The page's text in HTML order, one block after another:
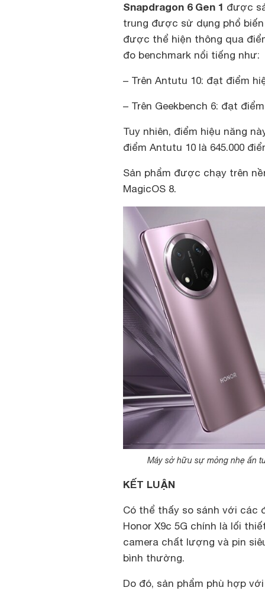
Snapdragon 6 Gen 1 được
trung được sử dụng phổ
được thể hiện thông qua
đo benchmark nổi tiếng như:
– Trên Antutu 10: đạt điểm
– Trên Geekbench 6: đạt
Tuy nhiên, điểm hiệu năng
điểm Antutu 10 là 645.000
Sản phẩm được chạy trên
MagicOS 8.
Máy sở hữu sự mỏng nhẹ ấn
KẾT LUẬN
Có thể thấy so sánh với các
Honor X9c 5G chính là lối
camera chất lượng và pin
bình thường.
Do đó, sản phẩm phù hợp